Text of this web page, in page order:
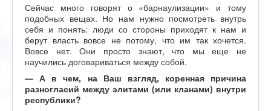
Сейчас много говорят о «барнаулизации» и тому
подобных вещах. Но нам нужно посмотреть внутрь
себя и понять: люди со стороны приходят к нам и
берут власть вовсе не потому, что им так хочется.
Вовсе нет. Они просто знают, что мы еще не
научились договариваться между собой.
— А в чем, на Ваш взгляд, коренная причина
разногласий между элитами (или кланами) внутри
республики?